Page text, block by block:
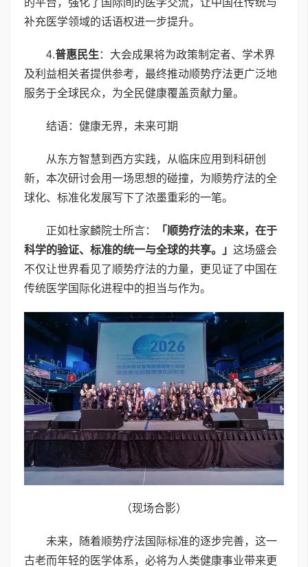
的平台，强化了国际间的医学交流，让中国在传统与
补充医学领域的话语权进一步提升。
4.普惠民生 ：大会成果将为政策制定者、学术界
及利益相关者提供参考，最终推动顺势疗法更广泛地
服务于全球民众，为全民健康覆盖贡献力量。
结语：健康无界，未来可期
从东方智慧到西方实践，从临床应用到科研创
新，本次研讨会用一场思想的碰撞，为顺势疗法的全
球化、标准化发展写下了浓墨重彩的一笔。
正如杜家麟院士所言：
「顺势疗法的未来，在于
科学的验证、标准的统一与全球的共享。」 这场盛会
不仅让世界看见了顺势疗法的力量，更见证了中国在
传统医学国际化进程中的担当与作为。
（现场合影）
未来，随着顺势疗法国际标准的逐步完善，这一
古老而年轻的医学体系，必将为人类健康事业带来更